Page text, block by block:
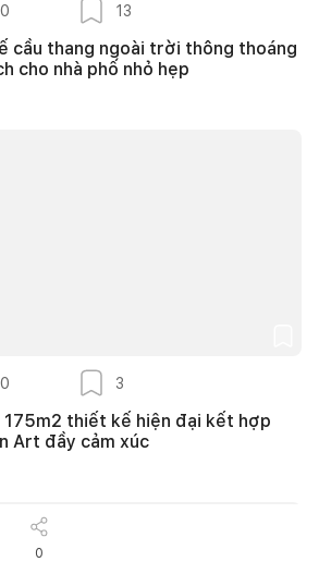
0 13
cầu thang ngoài trời thông thoáng
cho nhà phố nhỏ hẹp
0 3
175m2 thiết kế hiện đại kết hợp
Art đầy cảm xúc
0
Mua sắm hoàn thiện nhà